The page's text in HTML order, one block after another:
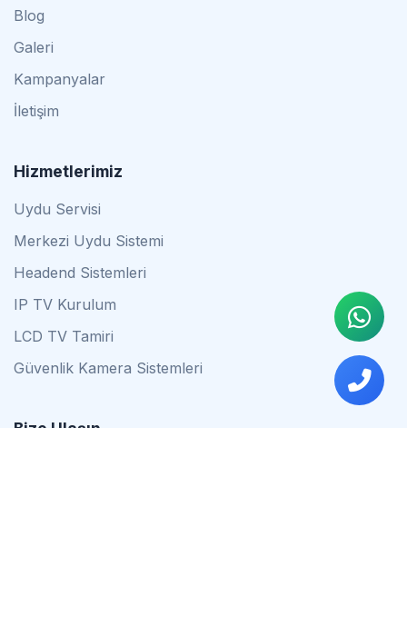
Blog
Galeri
Kampanyalar
İletişim
Hizmetlerimiz
Uydu Servisi
Merkezi Uydu Sistemi
Headend Sistemleri
IP TV Kurulum
LCD TV Tamiri
Güvenlik Kamera Sistemleri
Bize Ulaşın